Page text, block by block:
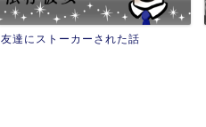
友達にストーカーされた話